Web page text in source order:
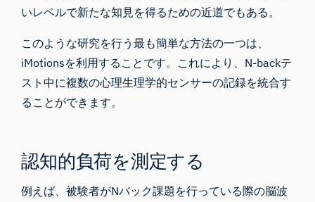
いレベルで新たな知見を得るための近道でもある。
このような研究を行う最も簡単な方法の一つは、
iMotionsを利用することです。これにより、N-backテ
スト中に複数の心理生理学的センサーの記録を統合す
ることができます。
認知的負荷を測定する
例えば、被験者がNバック課題を行っている際の脳波